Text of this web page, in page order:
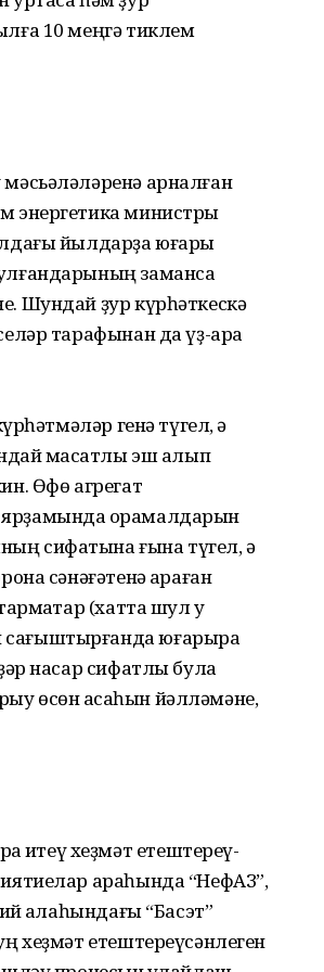
10 меңгә тиклем
арналған
энергетика министры
йылдарҙа юғары
заманса
Шундай ҙур күрһәткескә
тарафынан да үҙ-ара
генә түгел, ә
маҡсатлы эш алып
Өфө агрегат
ҡорамалдарын
сифатына ғына түгел, ә
сәнәғәтенә ҡараған
(хатта шул уҡ
юғарыраҡ
насар сифатлы була
өсөн аҡсаһын йәлләмәне,
итеү хеҙмәт етештереү­
араһында “НефАЗ”,
ҡалаһындағы “Басэт”
хеҙмәт етештереүсәнлеген